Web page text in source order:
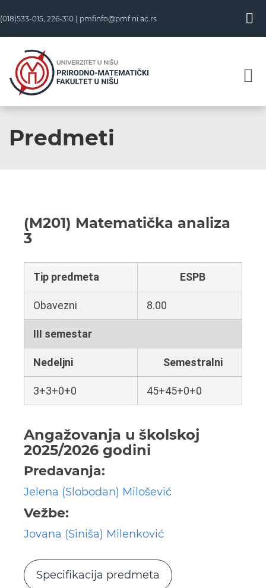
(018)533-015, 226-310 | pmfinfo@pmf.ni.ac.rs
Predmeti
(M201) Matematička analiza
3
Tip predmeta ESPB
Obavezni 8.00
III semestar
Nedeljni Semestralni
3+3+0+0 45+45+0+0
Angažovanja u školskoj
2025/2026 godini
Predavanja:
Jelena (Slobodan) Milošević
Vežbe:
Jovana (Siniša) Milenković
Specifikacija predmeta